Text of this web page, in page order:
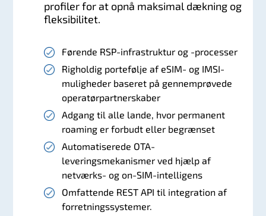
profiler for at opnå maksimal dækning og
fleksibilitet.
Førende RSP-infrastruktur og -processer
Righoldig portefølje af eSIM- og IMSI-
muligheder baseret på gennemprøvede
operatørpartnerskaber
Adgang til alle lande, hvor permanent
roaming er forbudt eller begrænset
Automatiserede OTA-
leveringsmekanismer ved hjælp af
netværks- og on-SIM-intelligens
Omfattende REST API til integration af
forretningssystemer.